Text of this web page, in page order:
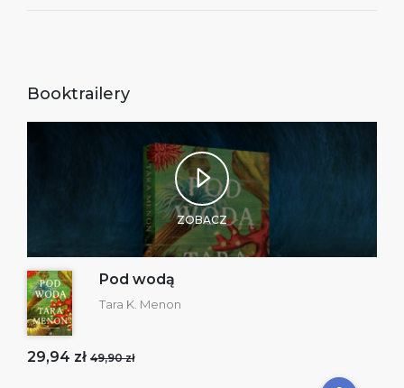
Booktrailery
ZOBACZ
Pod wodą
Tara K. Menon
29,94 zł 49,90 zł